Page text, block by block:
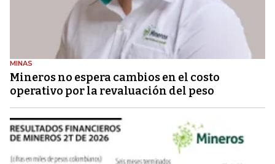
MINAS
Mineros no espera cambios en el costo
operativo por la revaluación del peso